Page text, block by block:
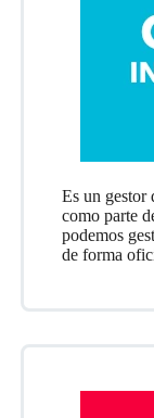
Es un gestor
como parte
podemos
de forma